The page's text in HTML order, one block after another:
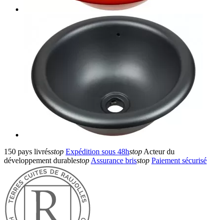
150 pays livrésstop Expédition sous 48hstop Acteur du
développement durablestop Assurance brisstop Paiement sécurisé